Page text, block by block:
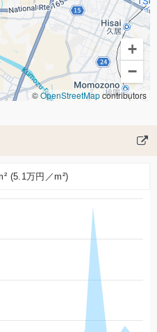
+
−
©OpenStreetMapcontributors
(5.1万円／m²)